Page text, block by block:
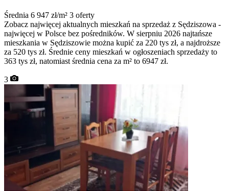
Średnia 6 947 zł/m² 3 oferty
Zobacz najwięcej aktualnych mieszkań na sprzedaż z Sędziszowa -
najwięcej w Polsce bez pośredników. W sierpniu 2026 najtańsze
mieszkania w Sędziszowie można kupić za 220 tys zł, a najdroższe
za 520 tys zł. Średnie ceny mieszkań w ogłoszeniach sprzedaży to
363 tys zł, natomiast średnia cena za m² to 6947 zł.
3